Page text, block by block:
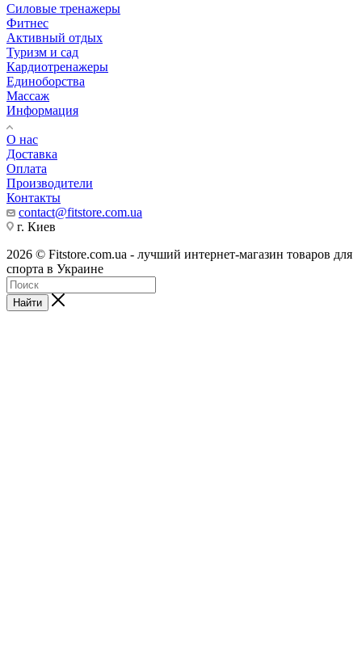
Силовые тренажеры
Фитнес
Активный отдых
Туризм и сад
Кардиотренажеры
Единоборства
Массаж
Информация
О нас
Доставка
Оплата
Производители
Контакты
contact@fitstore.com.ua
г. Киев
2026 © Fitstore.com.ua - лучший интернет-магазин товаров для
спорта в Украине
Найти